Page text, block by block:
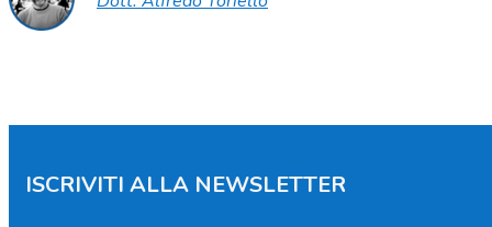
ISCRIVITI ALLA NEWSLETTER